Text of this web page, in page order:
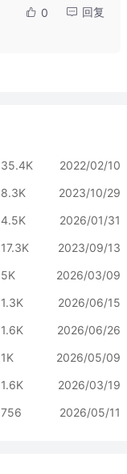
0 回复
35.4K 2022/02/10
8.3K 2023/10/29
4.5K 2026/01/31
17.3K 2023/09/13
5K 2026/03/09
1.3K 2026/06/15
1.6K 2026/06/26
1K 2026/05/09
1.6K 2026/03/19
756 2026/05/11